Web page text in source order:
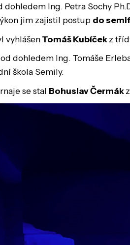
Ing. Petra Sochy
jim zajistil postup do
vyhlášenTomáš Kubíčekz
dohledem Ing. Tomáše
škola Semily.
se stal Bohuslav Čermák